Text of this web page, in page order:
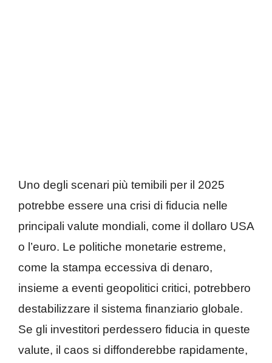
Uno degli scenari più temibili per il 2025
potrebbe essere una crisi di fiducia nelle
principali valute mondiali, come il dollaro USA
o l’euro. Le politiche monetarie estreme,
come la stampa eccessiva di denaro,
insieme a eventi geopolitici critici, potrebbero
destabilizzare il sistema finanziario globale.
Se gli investitori perdessero fiducia in queste
valute, il caos si diffonderebbe rapidamente,